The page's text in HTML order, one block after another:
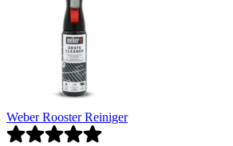
Weber Rooster Reiniger